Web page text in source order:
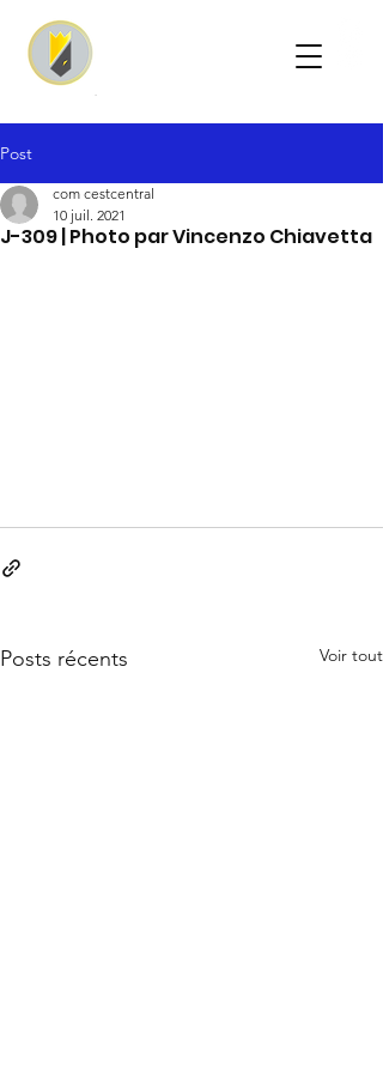
Post
J-309 | Photo par Vincenzo Chiavetta
com cestcentral
10 juil. 2021
Posts récents Voir tout